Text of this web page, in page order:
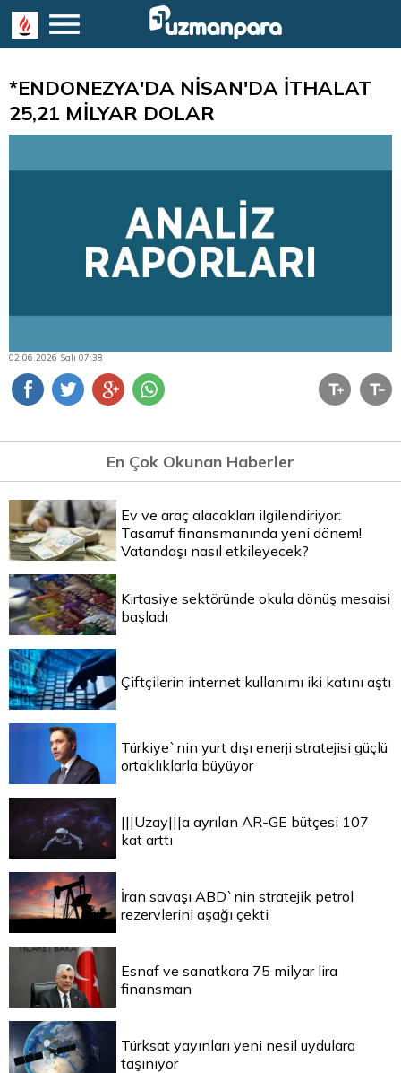
*ENDONEZYA'DA NİSAN'DA İTHALAT
25,21 MİLYAR DOLAR
02.06.2026 Salı 07:38
En Çok Okunan Haberler
Ev ve araç alacakları ilgilendiriyor:
Tasarruf finansmanında yeni dönem!
Vatandaşı nasıl etkileyecek?
Kırtasiye sektöründe okula dönüş mesaisi
başladı
Çiftçilerin internet kullanımı iki katını aştı
Türkiye`nin yurt dışı enerji stratejisi güçlü
ortaklıklarla büyüyor
|||Uzay|||a ayrılan AR-GE bütçesi 107
kat arttı
İran savaşı ABD`nin stratejik petrol
rezervlerini aşağı çekti
Esnaf ve sanatkara 75 milyar lira
finansman
Türksat yayınları yeni nesil uydulara
taşınıyor